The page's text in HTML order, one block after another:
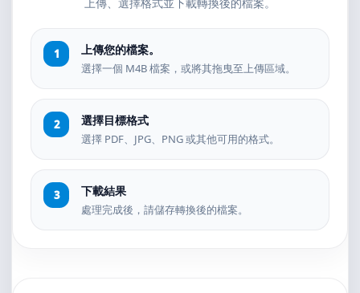
上傳您的檔案。
選擇一個 M4B 檔案，或將其拖曳至上傳區域。
選擇目標格式
選擇 PDF、JPG、PNG 或其他可用的格式。
下載結果
處理完成後，請儲存轉換後的檔案。